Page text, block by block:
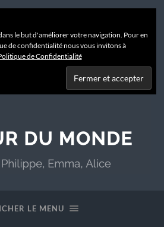
LE MENU
le but d'améliorer votre navigation. Pour en
de confidentialité nous vous invitons à
de Confidentialité